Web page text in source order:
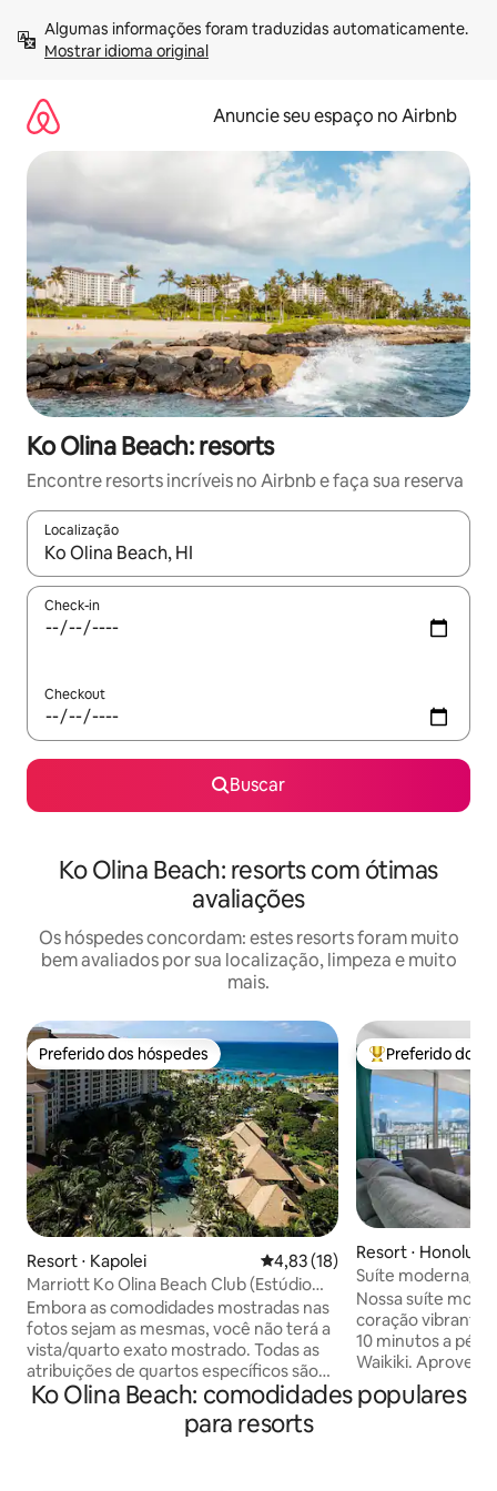
para
Mostrar idioma original
Anuncie seu espaço no Airbnb
Ko Olina Beach: resorts
Encontre resorts incríveis no Airbnb e faça sua reserva
Localização
Quando os resultados estiverem disponíveis, explore-os
Check-in
Checkout
Buscar
Ko Olina Beach: resorts com ótimas
avaliações
Os hóspedes concordam: estes resorts foram muito
bem avaliados por sua localização, limpeza e muito
mais.
Preferido dos hóspedes
Preferido dos hóspedes
Resort ⋅ Kapolei 4,83 de uma avaliação média
4,83 (18)
Marriott Ko Olina Beach Club (Estúdio
com Vista para o Mar)
Embora as comodidades mostradas nas
fotos sejam as mesmas, você não terá a
vista/quarto exato mostrado. Todas as
atribuições de quartos específicos são
dadas pela equipe do resort no check-in.
Por favor, esteja ciente de que há uma
grande variedade de quartos com vista
Entre os
Preferido dos
Resort ⋅ Honolulu
Suíte moderna/
gratuito/vista/ar-
king size/cozinha
Nossa suíte
coração vibrante
10 minutos a pé
Waikiki.
restaurantes,
que Honolulu
Ko Olina Beach: comodidades populares
para resorts